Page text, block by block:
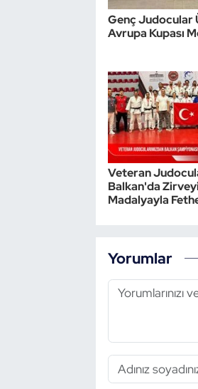
Genç Judocular
Avrupa Kupası
Veteran
Balkan'da
Madalyayla
Yorumlar